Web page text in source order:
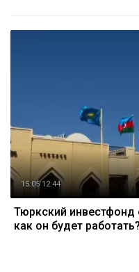
15.05 12:44
Тюркский инвестфонд
как он будет работать?